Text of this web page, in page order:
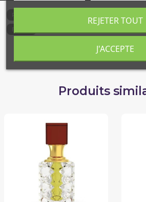
Référence
EAN13
Produits
REJETER TOUT
J'ACCEPTE